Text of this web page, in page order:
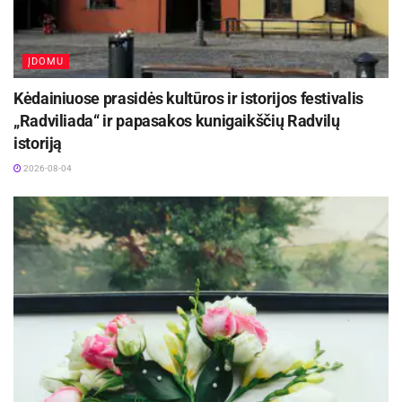
ĮDOMU
Kėdainiuose prasidės kultūros ir istorijos festivalis
„Radviliada“ ir papasakos kunigaikščių Radvilų
istoriją
2026-08-04